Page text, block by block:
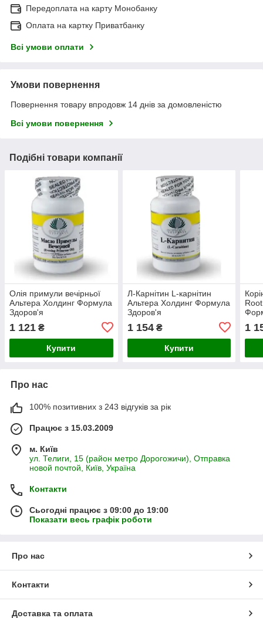
Передоплата на карту Монобанку
Оплата на картку Приватбанку
Всі умови оплати
Умови повернення
Повернення товару впродовж 14 днів за домовленістю
Всі умови повернення
Подібні товари компанії
Олія примули вечірньої
Альтера Холдинг Формула
Здоров'я
1 121 ₴
Купити
Л-Карнітин L-карнітин
Альтера Холдинг Формула
Здоров'я
1 154₴
Купити
1
Про нас
100% позитивних з 243 відгуків за рік
Працює з 15.03.2009
м. Київ
ул. Телиги, 15 (район метро Дорогожичи), Отправка
новой почтой, Київ, Україна
Контакти
Сьогодні працює з 09:00 до 19:00
Показати весь графік роботи
Про нас
Контакти
Доставка та оплата